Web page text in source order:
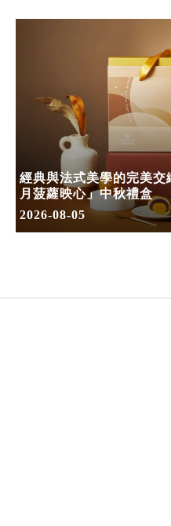
經典與法式美學的完美
月菠蘿映心」中秋禮盒
2026-08-05